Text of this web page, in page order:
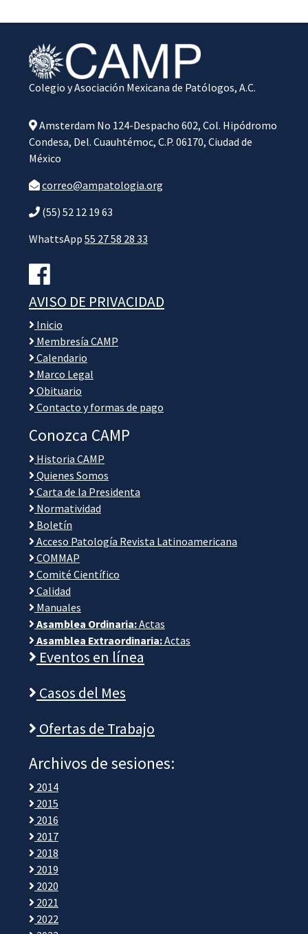
Colegio y Asociación Mexicana de Patólogos, A.C.
Amsterdam No 124-Despacho 602, Col. Hipódromo
Condesa, Del. Cuauhtémoc, C.P. 06170, Ciudad de
México
correo@ampatologia.org
(55) 52 12 19 63
WhattsApp 55 27 58 28 33
AVISO DE PRIVACIDAD
Inicio
Membresía CAMP
Calendario
Marco Legal
Obituario
Contacto y formas de pago
Conozca CAMP
Historia CAMP
Quienes Somos
Carta de la Presidenta
Normatividad
Boletín
Acceso Patología Revista Latinoamericana
COMMAP
Comité Científico
Calidad
Manuales
Asamblea Ordinaria:Actas
Asamblea Extraordinaria:Actas
Eventos en línea
Casos del Mes
Ofertas de Trabajo
Archivos de sesiones:
2014
2015
2016
2017
2018
2019
2020
2021
2022